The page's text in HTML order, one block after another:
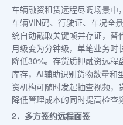
车辆融资租赁远程尽调场景
车辆VIN码、行驶证、车况全
统自动截取关键帧并存证，替
月级变为分钟级，单笔业务
降低30%。存货质押融资远
库存，AI辅助识别货物数量和
资机构可随时发起抽查视频，
降低管理成本的同时提高检查
2．多方签约远程面签